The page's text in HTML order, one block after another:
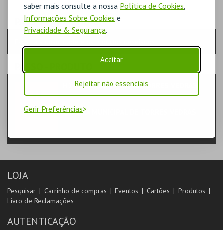
saber mais consulte a nossa Política de Cookies,
Informações Sobre Cookies e
Privacidade & Segurança.
Aceitar
Rejeitar não essenciais
Gerir Preferências
PASSO- QUANTIDADE
PASSO
H1 - CENAS DA VIDA DE TORRES VEDRAS
LIVROS
CÂMARA MUNICIPAL DE TORRES VEDRAS
LOJA
Pesquisar Carrinho de compras Eventos Cartões
Produtos
Livro de Reclamações
AUTENTICAÇÃO